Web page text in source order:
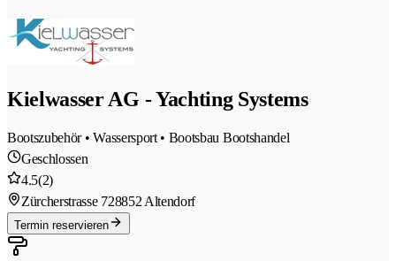
Kielwasser AG - Yachting Systems
Bootszubehör • Wassersport • Bootsbau Bootshandel
Geschlossen
4.5(2)
Zürcherstrasse 728852 Altendorf
Termin reservieren